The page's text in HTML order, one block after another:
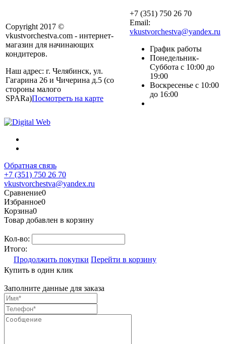
Copyright 2017 ©
vkustvorchestva.com - интернет-
магазин для начинающих
кондитеров.
Наш адрес: г. Челябинск, ул.
Гагарина 26 и Чичерина д.5 (со
стороны малого
SPARa)Посмотреть на карте
+7 (351) 750 26 70
Email:
vkustvorchestva@yandex.ru
График работы
Понедельник-
Суббота с 10:00 до
19:00
Воскресенье с 10:00
до 16:00
Обратная связь
+7 (351) 750 26 70
vkustvorchestva@yandex.ru
Сравнение0
Избранное0
Корзина0
Товар добавлен в корзину
Кол-во:
Итого:
Продолжить покупки Перейти в корзину
Купить в один клик
Заполните данные для заказа